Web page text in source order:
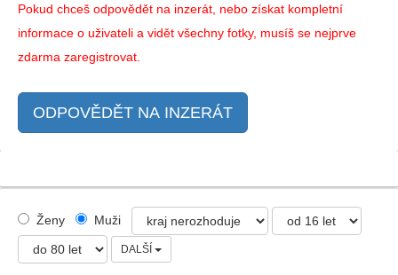
Pokud chceš odpovědět na inzerát, nebo získat kompletní
informace o uživateli a vidět všechny fotky, musíš se nejprve
zdarma zaregistrovat.
ODPOVĚDĚT NA INZERÁT
Ženy Muži
DALŠÍ